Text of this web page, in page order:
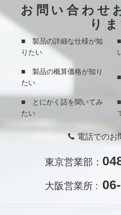
お問い合わせ
り
■ 製品の詳細な仕様が知
りたい
■ 製品の概算価格が知り
たい
■ とにかく話を聞いてみ
たい
電話でのお
東京営業部：
大阪営業所 :